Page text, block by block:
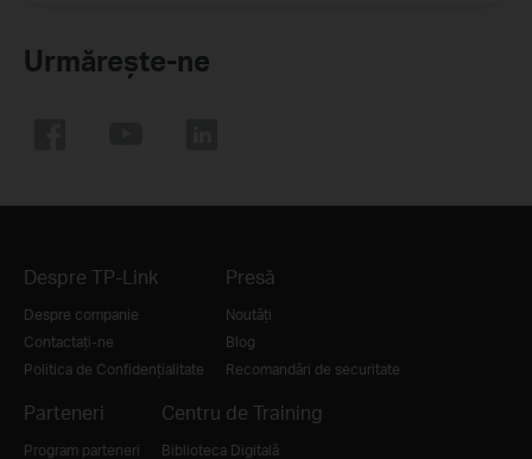
Urmărește-ne
Despre TP-Link
Despre companie
Contactați-ne
Politica de Confidențialitate
Presă
Noutăți
Blog
Recomandări de securitate
Parteneri
Program parteneri
Centru de Training
Biblioteca Digitală